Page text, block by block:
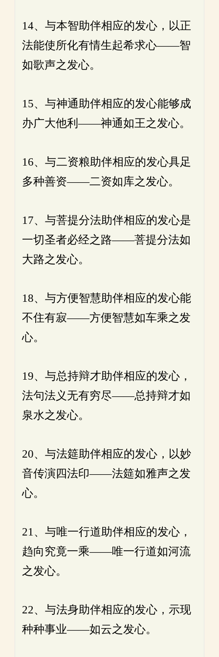
14、与本智助伴相应的发心，以正
法能使所化有情生起希求心——智
如歌声之发心。
15、与神通助伴相应的发心能够成
办广大他利——神通如王之发心。
16、与二资粮助伴相应的发心具足
多种善资——二资如库之发心。
17、与菩提分法助伴相应的发心是
一切圣者必经之路——菩提分法如
大路之发心。
18、与方便智慧助伴相应的发心能
不住有寂——方便智慧如车乘之发
心。
19、与总持辩才助伴相应的发心，
法句法义无有穷尽——总持辩才如
泉水之发心。
20、与法筵助伴相应的发心，以妙
音传演四法印——法筵如雅声之发
心。
21、与唯一行道助伴相应的发心，
趋向究竟一乘——唯一行道如河流
之发心。
22、与法身助伴相应的发心，示现
种种事业——如云之发心。